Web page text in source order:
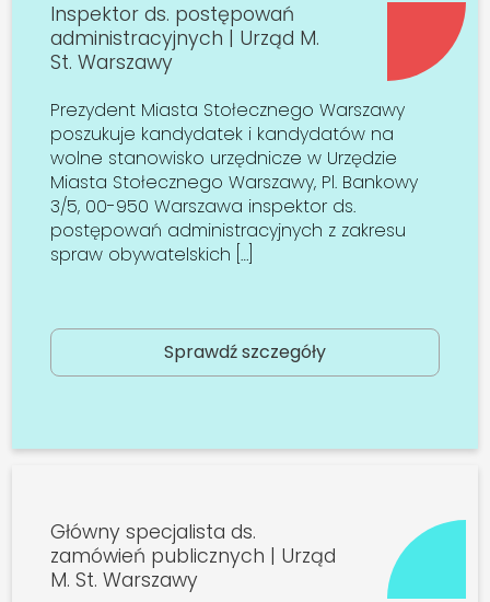
Inspektor ds. postępowań
administracyjnych | Urząd M.
St. Warszawy
Prezydent Miasta Stołecznego Warszawy
poszukuje kandydatek i kandydatów na
wolne stanowisko urzędnicze w Urzędzie
Miasta Stołecznego Warszawy, Pl. Bankowy
3/5, 00-950 Warszawa inspektor ds.
postępowań administracyjnych z zakresu
spraw obywatelskich […]
Sprawdź szczegóły
Główny specjalista ds.
zamówień publicznych | Urząd
M. St. Warszawy